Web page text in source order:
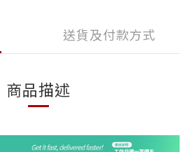
送貨及付款方式
商品描述